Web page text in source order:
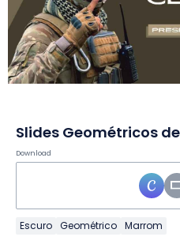
Download
Escuro Geométrico Marrom